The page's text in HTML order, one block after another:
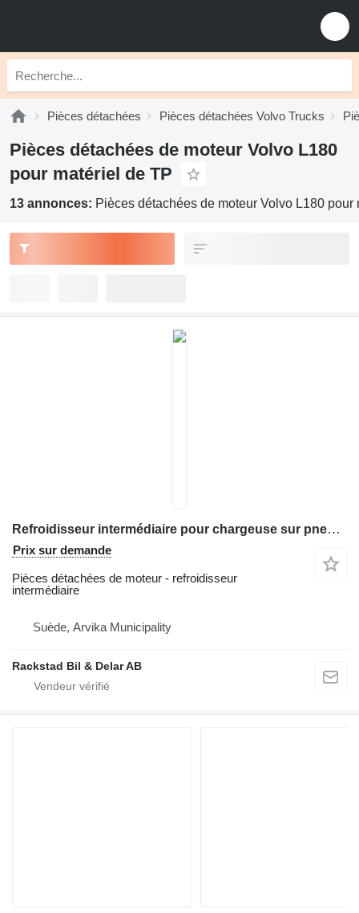
Pièces détachées Pièces détachées Volvo Trucks
Pièces détachées de moteur Volvo L180
pour matériel de TP
13 annonces: Pièces détachées de moteur Volvo L180 pour
Refroidisseur intermédiaire pour chargeuse sur pneus Volvo L180 HL
Prix sur demande
Pièces détachées de moteur - refroidisseur
intermédiaire
Suède, Arvika Municipality
Rackstad Bil & Delar AB